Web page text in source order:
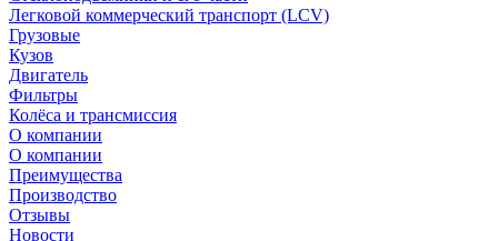
Легковой коммерческий транспорт (LCV)
Грузовые
Кузов
Двигатель
Фильтры
Колёса и трансмиссия
О компании
О компании
Преимущества
Производство
Отзывы
Новости